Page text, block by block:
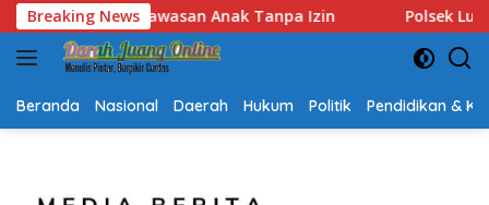
Langsung
ke
konten
Breaking News
Polsek Lubuk Baja Amankan Dua Tersangka Beserta 74
Beranda Nasional Daerah Hukum Politik Pendidikan &